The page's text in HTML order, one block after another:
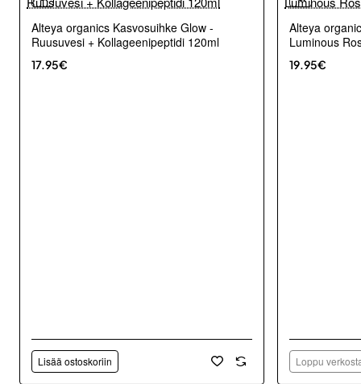
Alteya organics Kasvosuihke Glow -
Ruusuvesi + Kollageenipeptidi 120ml
17.95€
Lisää ostoskoriin
Alteya
Luminous
19.95€
Loppu